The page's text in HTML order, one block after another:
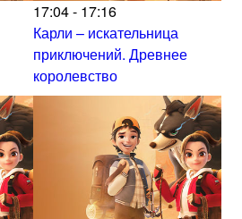
17:04 - 17:16
Карли – искательница
приключений. Древнее
королевство